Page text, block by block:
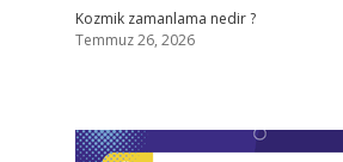
Kozmik zamanlama nedir ?
Temmuz 26, 2026